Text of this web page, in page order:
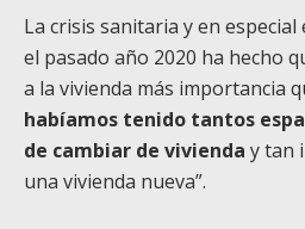
La crisis sanitaria y en
el pasado año 2020 ha hecho
a la vivienda más importancia
habíamos tenido tantos
de cambiar de vivienda y tan
una vivienda nueva”.